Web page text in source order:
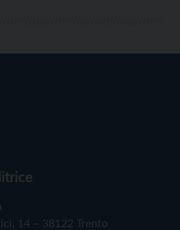
14 – 38122 Trento